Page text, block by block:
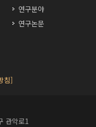
연구분야
연구논문
침]
관악로1